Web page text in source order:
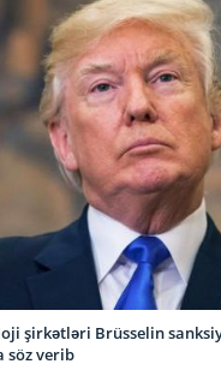
şirkətləri Brüsselin
söz verib